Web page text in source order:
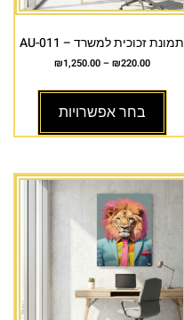
תמונת זכוכית למשרד – AU-011
₪220.00
–
₪1,250.00
בחר אפשרויות